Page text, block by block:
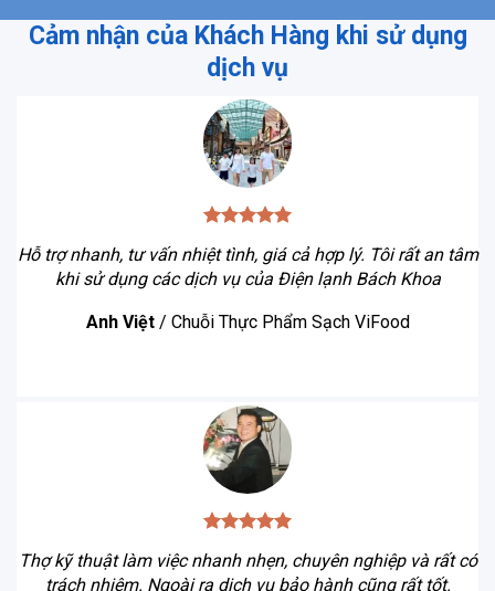
Cảm nhận của Khách Hàng khi sử dụng
dịch vụ
Hỗ trợ nhanh, tư vấn nhiệt tình, giá cả hợp lý. Tôi rất an tâm
khi sử dụng các dịch vụ của Điện lạnh Bách Khoa
Anh Việt / Chuỗi Thực Phẩm Sạch ViFood
Thợ kỹ thuật làm việc nhanh nhẹn, chuyên nghiệp và rất có
trách nhiệm. Ngoài ra dịch vụ bảo hành cũng rất tốt.